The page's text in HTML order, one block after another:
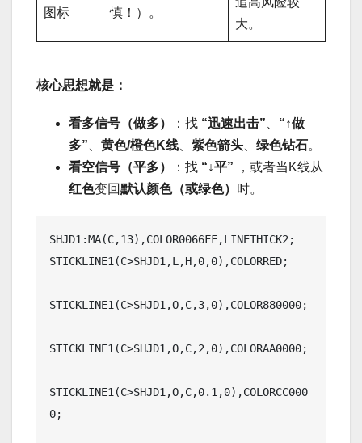
图标 慎！）。
大。
核心思想就是：
看多信号（做多） ：找 “迅速出击”
“↑做
多”
黄色/橙色K线 紫色箭头 绿色钻石。
看空信号（平多）
：找 “↓平” ，或者当K线从
红色变回默认颜色（或绿色） 时。
SHJD1:MA(C,13),COLOR0066FF,LINETHICK2;
STICKLINE1(C>SHJD1,L,H,0,0),COLORRED;
STICKLINE1(C>SHJD1,O,C,3,0),COLOR880000;
STICKLINE1(C>SHJD1,O,C,2,0),COLORAA0000;
STICKLINE1(C>SHJD1,O,C,0.1,0),COLORCC000
0;